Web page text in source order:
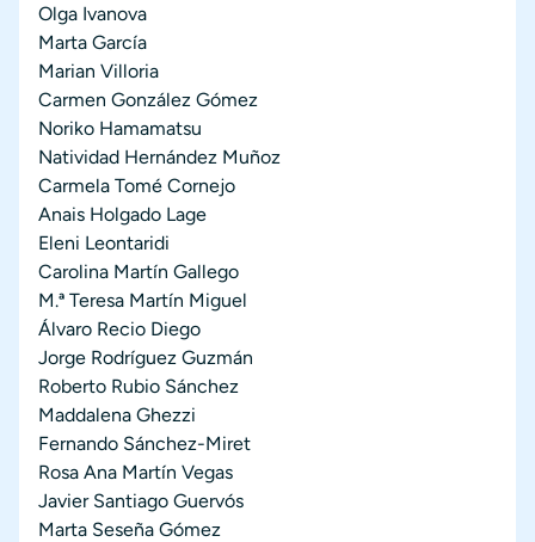
Olga Ivanova
Marta García
Marian Villoria
Carmen González Gómez
Noriko Hamamatsu
Natividad Hernández Muñoz
Carmela Tomé Cornejo
Anais Holgado Lage
Eleni Leontaridi
Carolina Martín Gallego
M.ª Teresa Martín Miguel
Álvaro Recio Diego
Jorge Rodríguez Guzmán
Roberto Rubio Sánchez
Maddalena Ghezzi
Fernando Sánchez-Miret
Rosa Ana Martín Vegas
Javier Santiago Guervós
Marta Seseña Gómez